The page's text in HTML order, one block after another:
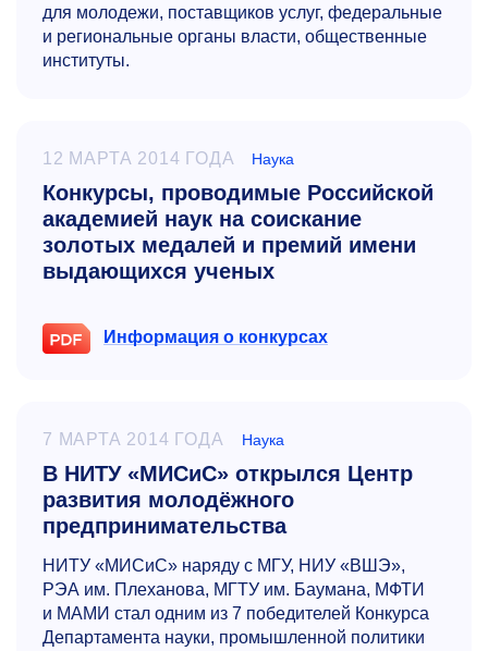
для молодежи, поставщиков услуг, федеральные
и региональные органы власти, общественные
институты.
12 МАРТА 2014 ГОДА Наука
Конкурсы, проводимые Российской
академией наук на соискание
золотых медалей и премий имени
выдающихся ученых
Информация о конкурсах
7 МАРТА 2014 ГОДА Наука
В НИТУ «МИСиС» открылся Центр
развития молодёжного
предпринимательства
НИТУ «МИСиС» наряду с МГУ, НИУ «ВШЭ»,
РЭА им. Плеханова, МГТУ им. Баумана, МФТИ
и МАМИ стал одним из 7 победителей Конкурса
Департамента науки, промышленной политики